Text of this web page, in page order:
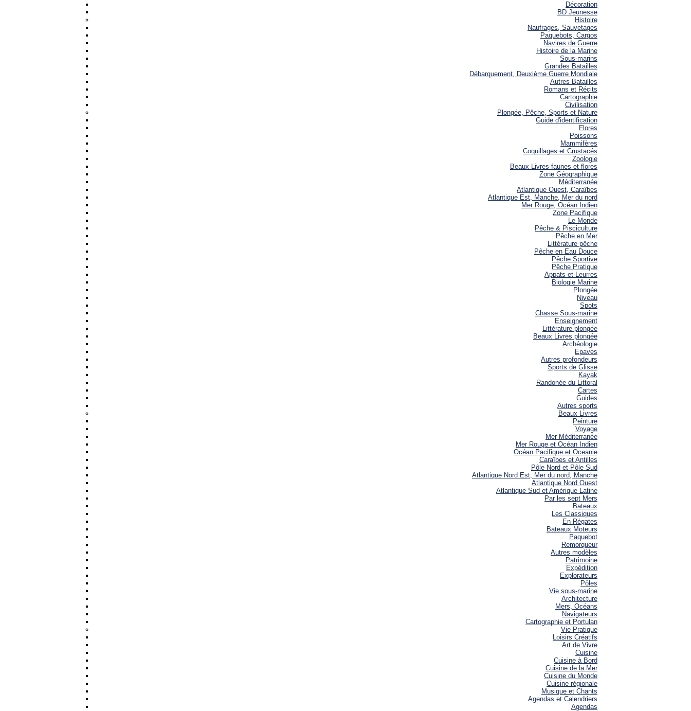
Décoration
BD Jeunesse
Histoire
Naufrages, Sauvetages
Paquebots, Cargos
Navires de Guerre
Histoire de la Marine
Sous-marins
Grandes Batailles
Débarquement, Deuxième Guerre Mondiale
Autres Batailles
Romans et Récits
Cartographie
Civilisation
Plongée, Pêche, Sports et Nature
Guide d'identification
Flores
Poissons
Mammifères
Coquillages et Crustacés
Zoologie
Beaux Livres faunes et flores
Zone Géographique
Méditerranée
Atlantique Ouest, Caraïbes
Atlantique Est, Manche, Mer du nord
Mer Rouge, Océan Indien
Zone Pacifique
Le Monde
Pêche & Pisciculture
Pêche en Mer
Littérature pêche
Pêche en Eau Douce
Pêche Sportive
Pêche Pratique
Appats et Leurres
Biologie Marine
Plongée
Niveau
Spots
Chasse Sous-marine
Enseignement
Littérature plongée
Beaux Livres plongée
Archéologie
Epaves
Autres profondeurs
Sports de Glisse
Kayak
Randonée du Littoral
Cartes
Guides
Autres sports
Beaux Livres
Peinture
Voyage
Mer Méditerranée
Mer Rouge et Océan Indien
Océan Pacifique et Oceanie
Caraîbes et Antilles
Pôle Nord et Pôle Sud
Atlantique Nord Est, Mer du nord, Manche
Atlantique Nord Ouest
Atlantique Sud et Amérique Latine
Par les sept Mers
Bateaux
Les Classiques
En Régates
Bateaux Moteurs
Paquebot
Remorqueur
Autres modèles
Patrimoine
Expédition
Explorateurs
Pôles
Vie sous-marine
Architecture
Mers, Océans
Navigateurs
Cartographie et Portulan
Vie Pratique
Loisirs Créatifs
Art de Vivre
Cuisine
Cuisine à Bord
Cuisine de la Mer
Cuisine du Monde
Cuisine régionale
Musique et Chants
Agendas et Calendriers
Agendas